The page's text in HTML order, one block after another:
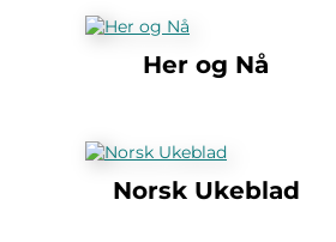
Her og Nå
Norsk Ukeblad